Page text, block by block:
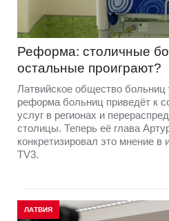
Реформа: столичные
остальные проиграют?
Латвийское общество
реформа больниц приведёт к
услуг в регионах и
столицы. Теперь её глава
конкретизировал это мнение в
TV3.
ЛАТВИЯ